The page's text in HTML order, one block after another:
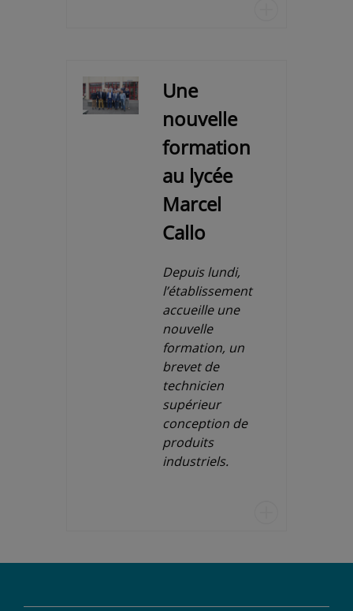
Une
nouvelle
formation
au lycée
Marcel
Callo
Depuis lundi,
l’établissement
accueille une
nouvelle
formation, un
brevet de
technicien
supérieur
conception de
produits
industriels.